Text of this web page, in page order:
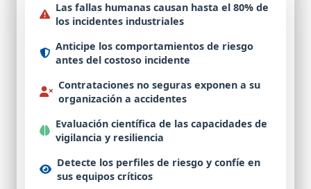
Las fallas humanas causan hasta el 80% de
los incidentes industriales
Anticipe los comportamientos de riesgo
antes del costoso incidente
Contrataciones no seguras exponen a su
organización a accidentes
Evaluación científica de las capacidades de
vigilancia y resiliencia
Detecte los perfiles de riesgo y confíe en
sus equipos críticos